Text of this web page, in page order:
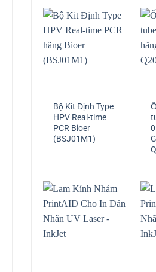
Bộ Kit Định Type
HPV Real-time
PCR Bioer
(BSJ01M1)